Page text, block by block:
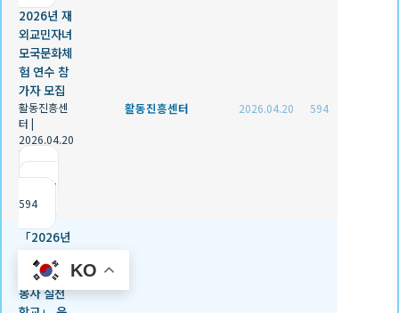
2026년 재
외교민자녀
모국문화체
험 연수 참
가자 모집
활동진흥센
터 |
2026.04.20
|
조회
594
활동진흥센터 2026.04.20 594
「2026년
소년 자원
봉사 실천
KO